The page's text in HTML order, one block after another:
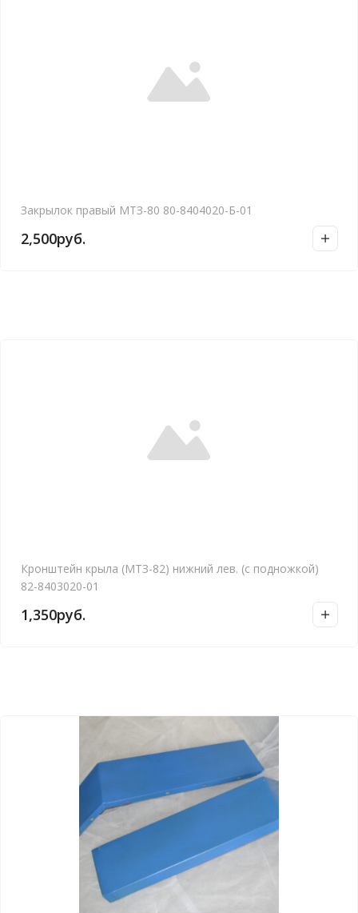
Закрылок правый МТЗ-80 80-8404020-Б-01
2,500руб.
Кронштейн крыла (МТЗ-82) нижний лев. (с подножкой)
82-8403020-01
1,350руб.